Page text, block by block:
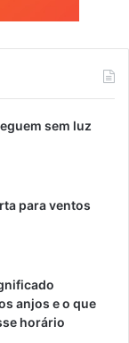
sem luz
para ventos
anjos e o que
horário